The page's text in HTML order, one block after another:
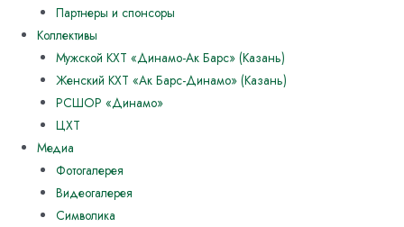
Партнеры и спонсоры
Коллективы
Мужской КХТ «Динамо-Ак Барс» (Казань)
Женский КХТ «Ак Барс-Динамо» (Казань)
РСШОР «Динамо»
ЦХТ
Медиа
Фотогалерея
Видеогалерея
Символика